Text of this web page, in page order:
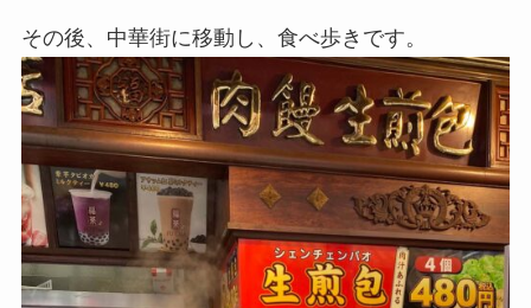
その後、中華街に移動し、食べ歩きです。